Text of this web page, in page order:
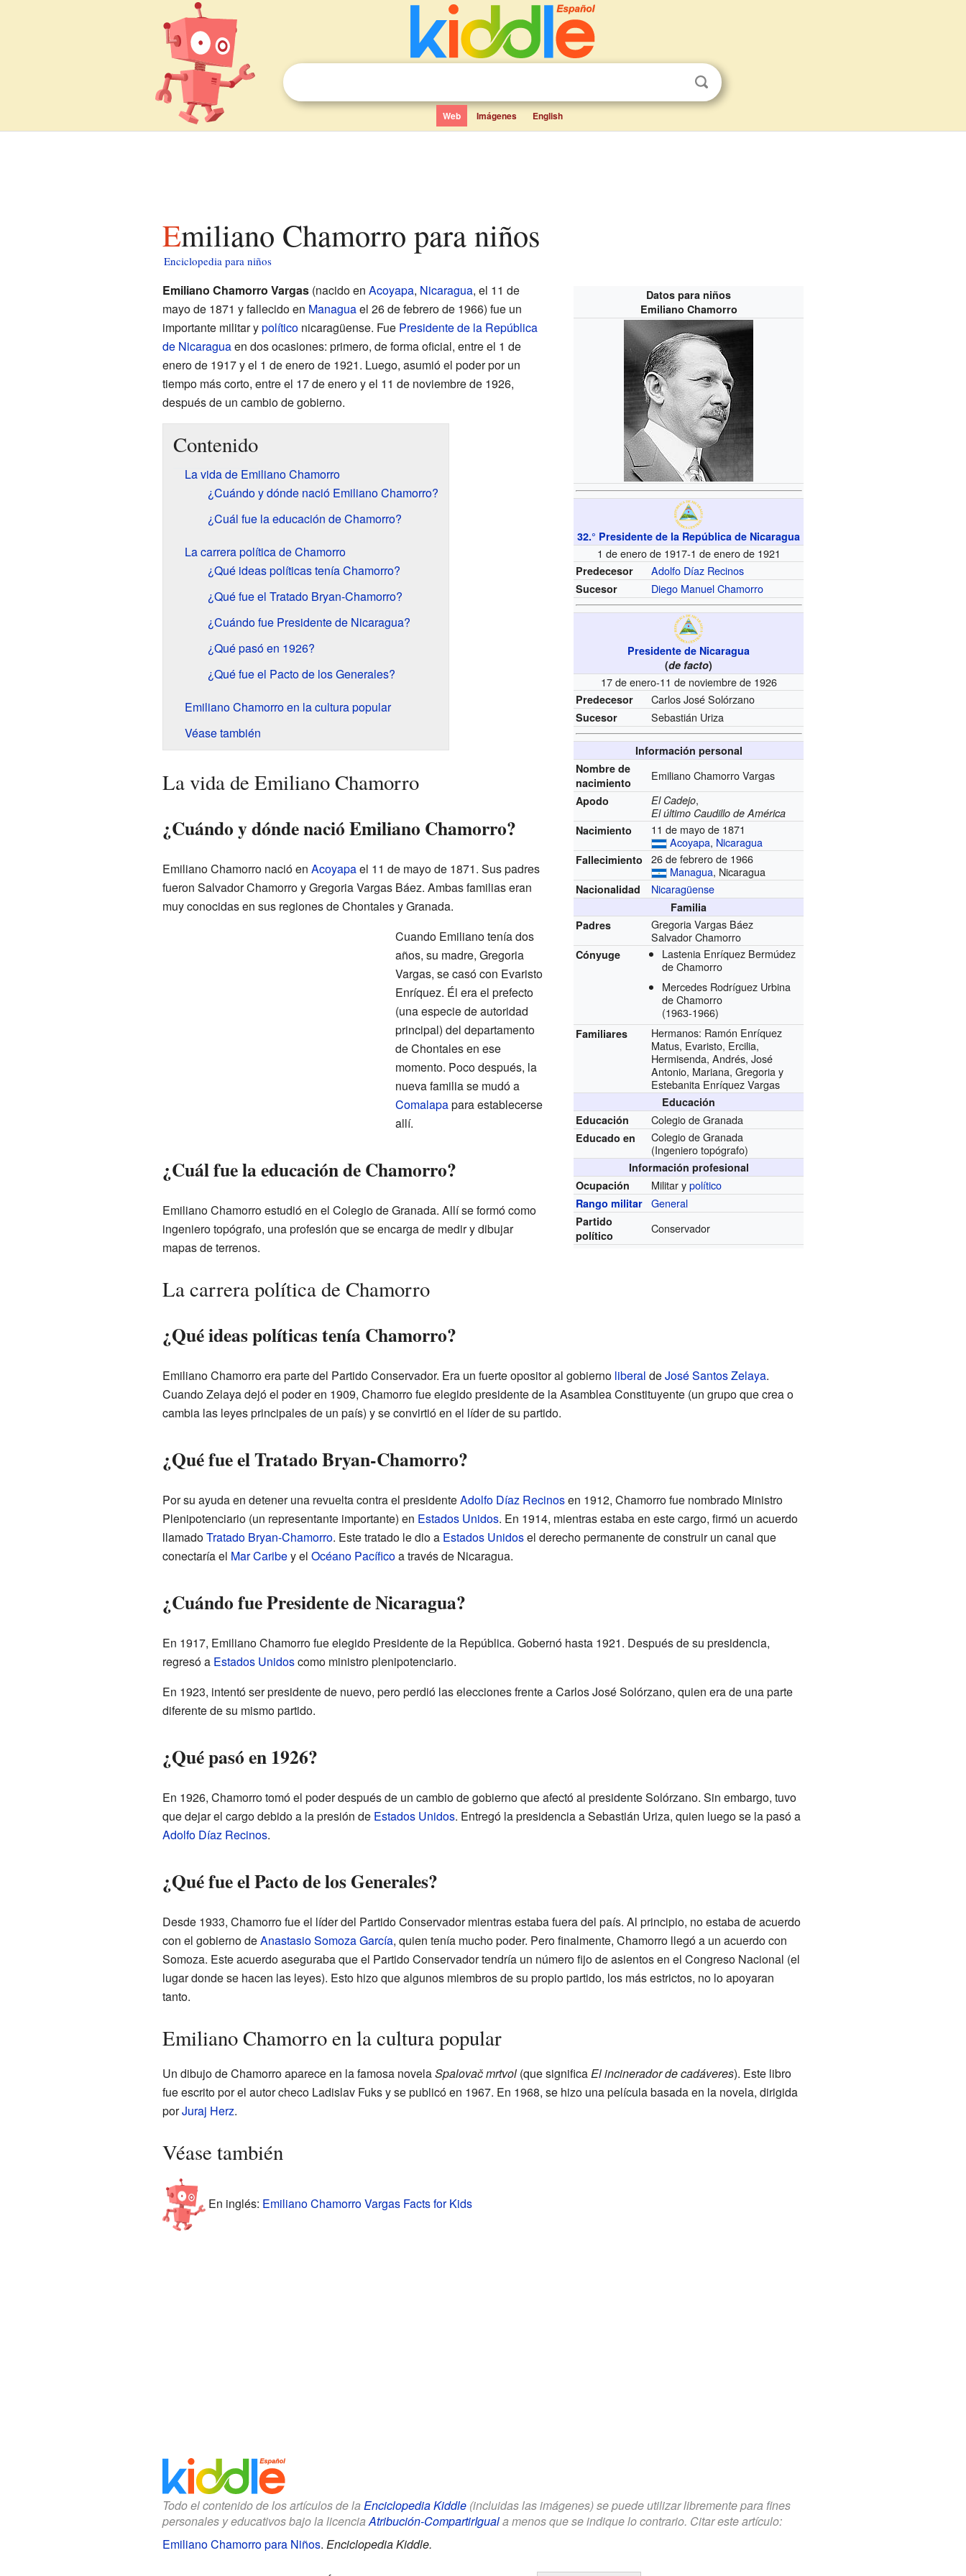
Web Imágenes English
Emiliano Chamorro para niños
Enciclopedia para niños
Datos para niños
Emiliano Chamorro
32.° Presidente de la República de Nicaragua
1 de enero de 1917-1 de enero de 1921
Predecesor Adolfo Díaz Recinos
Sucesor Diego Manuel Chamorro
Presidente de Nicaragua
(de facto)
17 de enero-11 de noviembre de 1926
Predecesor Carlos José Solórzano
Sucesor Sebastián Uriza
Información personal
Nombre de
nacimiento
Emiliano Chamorro Vargas
Apodo El Cadejo,
El último Caudillo de América
Nacimiento
11 de mayo de 1871
Acoyapa, Nicaragua
Fallecimiento
26 de febrero de 1966
Managua, Nicaragua
Nacionalidad Nicaragüense
Familia
Padres
Gregoria Vargas Báez
Salvador Chamorro
Cónyuge
Lastenia Enríquez Bermúdez
de Chamorro
Mercedes Rodríguez Urbina
de Chamorro
(1963-1966)
Familiares
Hermanos: Ramón Enríquez
Matus, Evaristo, Ercilia,
Hermisenda, Andrés, José
Antonio, Mariana, Gregoria y
Estebanita Enríquez Vargas
Educación
Educación
Colegio de Granada
Educado en
Colegio de Granada
(Ingeniero topógrafo)
Información profesional
Ocupación
Militar ypolítico
Rango militar General
Partido
político
Conservador
Emiliano Chamorro Vargas(nacido en Acoyapa, Nicaragua, el 11 de
mayo de 1871 y fallecido en Managuael 26 de febrero de 1966) fue un
importante militar ypolíticonicaragüense. Fue Presidente de la República
de Nicaraguaen dos ocasiones: primero, de forma oficial, entre el 1 de
enero de 1917 y el 1 de enero de 1921. Luego, asumió el poder por un
tiempo más corto, entre el 17 de enero y el 11 de noviembre de 1926,
después de un cambio de gobierno.
Contenido
La vida de Emiliano Chamorro
¿Cuándo y dónde nació Emiliano Chamorro?
¿Cuál fue la educación de Chamorro?
La carrera política de Chamorro
¿Qué ideas políticas tenía Chamorro?
¿Qué fue el Tratado Bryan-Chamorro?
¿Cuándo fue Presidente de Nicaragua?
¿Qué pasó en 1926?
¿Qué fue el Pacto de los Generales?
Emiliano Chamorro en la cultura popular
Véase también
La vida de Emiliano Chamorro
¿Cuándo y dónde nació Emiliano Chamorro?
Emiliano Chamorro nació en Acoyapael 11 de mayo de 1871. Sus padres
fueron Salvador Chamorro y Gregoria Vargas Báez. Ambas familias eran
muy conocidas en sus regiones de Chontales y Granada.
Cuando Emiliano tenía dos
años, su madre, Gregoria
Vargas, se casó con Evaristo
Enríquez. Él era el prefecto
(una especie de autoridad
principal) del departamento
de Chontales en ese
momento. Poco después, la
nueva familia se mudó a
Comalapapara establecerse
allí.
¿Cuál fue la educación de Chamorro?
Emiliano Chamorro estudió en el Colegio de Granada. Allí se formó como
ingeniero topógrafo, una profesión que se encarga de medir y dibujar
mapas de terrenos.
La carrera política de Chamorro
¿Qué ideas políticas tenía Chamorro?
Emiliano Chamorro era parte del Partido Conservador. Era un fuerte opositor al gobierno liberal deJosé Santos Zelaya.
Cuando Zelaya dejó el poder en 1909, Chamorro fue elegido presidente de la Asamblea Constituyente (un grupo que crea o
cambia las leyes principales de un país) y se convirtió en el líder de su partido.
¿Qué fue el Tratado Bryan-Chamorro?
Por su ayuda en detener una revuelta contra el presidenteAdolfo Díaz Recinosen 1912, Chamorro fue nombrado Ministro
Plenipotenciario (un representante importante) en Estados Unidos. En 1914, mientras estaba en este cargo, firmó un acuerdo
llamadoTratado Bryan-Chamorro. Este tratado le dio a Estados Unidosel derecho permanente de construir un canal que
conectaría el Mar Caribey el Océano Pacíficoa través de Nicaragua.
¿Cuándo fue Presidente de Nicaragua?
En 1917, Emiliano Chamorro fue elegido Presidente de la República. Gobernó hasta 1921. Después de su presidencia,
regresó a Estados Unidoscomo ministro plenipotenciario.
En 1923, intentó ser presidente de nuevo, pero perdió las elecciones frente a Carlos José Solórzano, quien era de una parte
diferente de su mismo partido.
¿Qué pasó en 1926?
En 1926, Chamorro tomó el poder después de un cambio de gobierno que afectó al presidente Solórzano. Sin embargo, tuvo
que dejar el cargo debido a la presión de Estados Unidos. Entregó la presidencia a Sebastián Uriza, quien luego se la pasó a
Adolfo Díaz Recinos.
¿Qué fue el Pacto de los Generales?
Desde 1933, Chamorro fue el líder del Partido Conservador mientras estaba fuera del país. Al principio, no estaba de acuerdo
con el gobierno deAnastasio Somoza García, quien tenía mucho poder. Pero finalmente, Chamorro llegó a un acuerdo con
Somoza. Este acuerdo aseguraba que el Partido Conservador tendría un número fijo de asientos en el Congreso Nacional (el
lugar donde se hacen las leyes). Esto hizo que algunos miembros de su propio partido, los más estrictos, no lo apoyaran
tanto.
Emiliano Chamorro en la cultura popular
Un dibujo de Chamorro aparece en la famosa novelaSpalovač mrtvol(que significaEl incinerador de cadáveres). Este libro
fue escrito por el autor checo Ladislav Fuks y se publicó en 1967. En 1968, se hizo una película basada en la novela, dirigida
porJuraj Herz.
Véase también
En inglés: Emiliano Chamorro Vargas Facts for Kids
Todo el contenido de los artículos de la Enciclopedia Kiddle(incluidas las imágenes) se puede utilizar libremente para fines
personales y educativos bajo la licenciaAtribución-CompartirIguala menos que se indique lo contrario. Citar este artículo:
Emiliano Chamorro para Niños. Enciclopedia Kiddle.